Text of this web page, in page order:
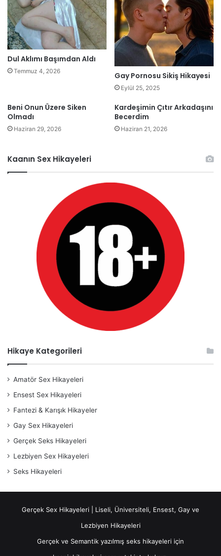
Dul Aklımı Başımdan Aldı
Temmuz 4, 2026 Gay Pornosu Sikiş Hikayesi
Eylül 25, 2025
Beni Onun Üzere Siken
Olmadı
Haziran 29, 2026
Kardeşimin Çıtır Arkadaşını
Becerdim
Haziran 21, 2026
Kaanın Sex Hikayeleri
Hikaye Kategorileri
Amatör Sex Hikayeleri
Ensest Sex Hikayeleri
Fantezi & Karışık Hikayeler
Gay Sex Hikayeleri
Gerçek Seks Hikayeleri
Lezbiyen Sex Hikayeleri
Seks Hikayeleri
Gerçek Sex Hikayeleri | Liseli, Üniversiteli, Ensest, Gay ve
Lezbiyen Hikayeleri
Gerçek ve Semantik yazılmış seks hikayeleri için